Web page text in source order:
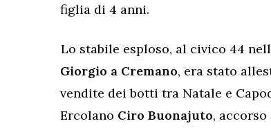
figlia di 4 anni.
Lo stabile esploso, al civico 44
Giorgio a Cremano, era stato
vendite dei botti tra Natale e
Ercolano Ciro Buonajuto,